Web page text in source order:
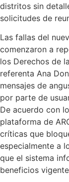
distritos sin
solicitudes de
Las fallas del
comenzaron a
los Derechos de
referenta Ana
mensajes de
por parte de
De acuerdo con
plataforma de
críticas que
especialmente a
que el sistema
beneficios